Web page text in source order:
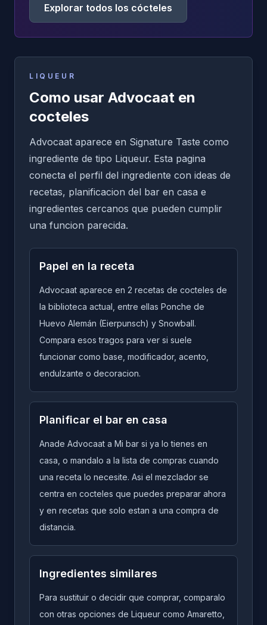
Explorar todos los cócteles
LIQUEUR
Como usar Advocaat en
cocteles
Advocaat aparece en Signature Taste como
ingrediente de tipo Liqueur. Esta pagina
conecta el perfil del ingrediente con ideas de
recetas, planificacion del bar en casa e
ingredientes cercanos que pueden cumplir
una funcion parecida.
Papel en la receta
Advocaat aparece en 2 recetas de cocteles de
la biblioteca actual, entre ellas Ponche de
Huevo Alemán (Eierpunsch) y Snowball.
Compara esos tragos para ver si suele
funcionar como base, modificador, acento,
endulzante o decoracion.
Planificar el bar en casa
Anade Advocaat a Mi bar si ya lo tienes en
casa, o mandalo a la lista de compras cuando
una receta lo necesite. Asi el mezclador se
centra en cocteles que puedes preparar ahora
y en recetas que solo estan a una compra de
distancia.
Ingredientes similares
Para sustituir o decidir que comprar, comparalo
con otras opciones de Liqueur como Amaretto,